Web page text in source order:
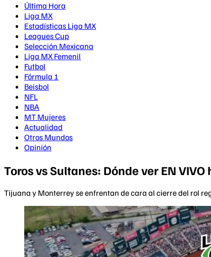
Última Hora
Liga MX
Estadísticas Liga MX
Leagues Cup
Selección Mexicana
Liga MX Femenil
Futbol
Fórmula 1
Beisbol
NFL
NBA
MT Mujeres
Actualidad
Otros Mundos
Opinión
Toros vs Sultanes: Dónde ver EN
Tijuana y Monterrey se enfrentan de cara al cierre del rol